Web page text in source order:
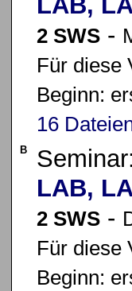
2 SWS -
Für diese
Beginn:
16
B Seminar:
LAB,
2 SWS -
Für diese
Beginn: